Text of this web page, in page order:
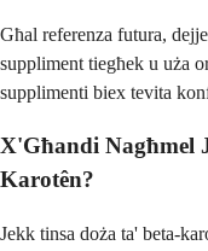
Għal referenza futura,
suppliment tiegħek u uża
supplimenti biex tevita
X'Għandi Nagħmel
Karotên?
Jekk tinsa doża ta' beta-